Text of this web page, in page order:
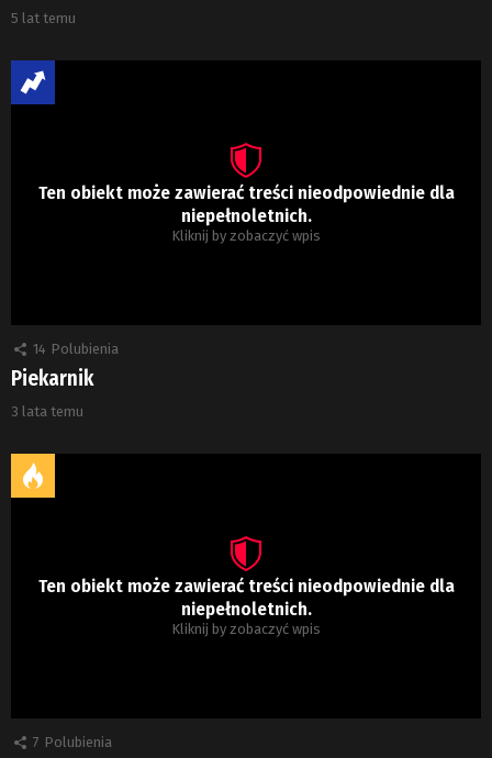
5 lat temu
Ten obiekt może zawierać treści nieodpowiednie dla
niepełnoletnich.
Kliknij by zobaczyć wpis
14 Polubienia
Piekarnik
3 lata temu
Ten obiekt może zawierać treści nieodpowiednie dla
niepełnoletnich.
Kliknij by zobaczyć wpis
7 Polubienia